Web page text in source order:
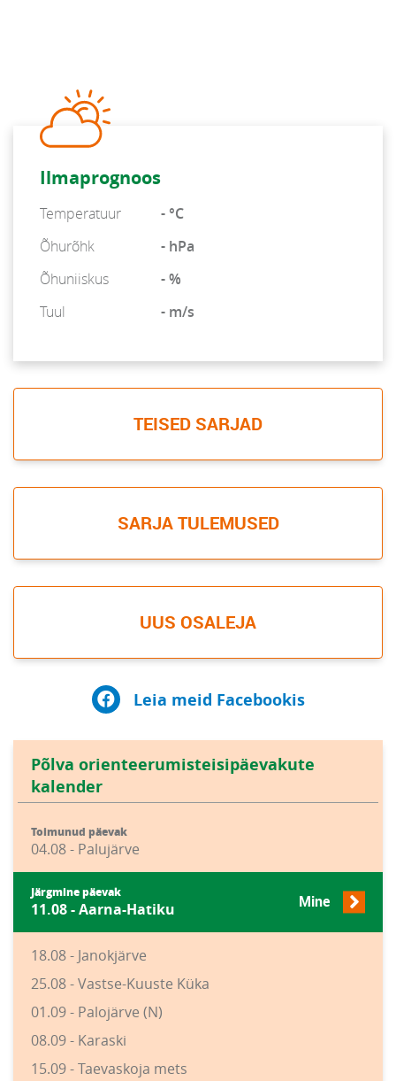
Ilmaprognoos
Temperatuur
- °C
Õhurõhk
- hPa
Õhuniiskus
- %
Tuul
- m/s
TEISED SARJAD
SARJA TULEMUSED
UUS OSALEJA
Leia meid Facebookis
Põlva orienteerumisteisipäevakute
kalender
Toimunud päevak
04.08 - Palujärve
Järgmine päevak
11.08 - Aarna-Hatiku Mine
18.08 - Janokjärve
25.08 - Vastse-Kuuste Küka
01.09 - Palojärve (N)
08.09 - Karaski
15.09 - Taevaskoja mets